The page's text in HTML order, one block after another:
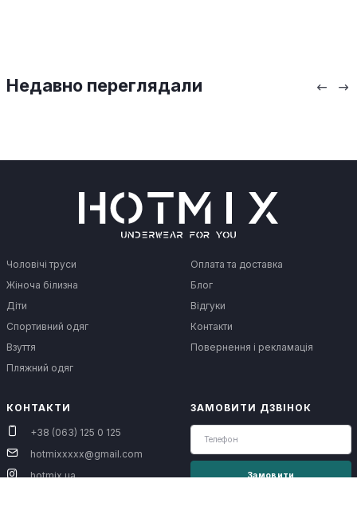
Недавно переглядали
Чоловічі труси
Жіноча білизна
Діти
Спортивний одяг
Взуття
Пляжний одяг
Оплата та доставка
Блог
Відгуки
Контакти
Повернення і рекламація
КОНТАКТИ
+38 (063) 125 0 125
hotmixxxxx@gmail.com
hotmix.ua
ЗАМОВИТИ ДЗВІНОК
Замовити